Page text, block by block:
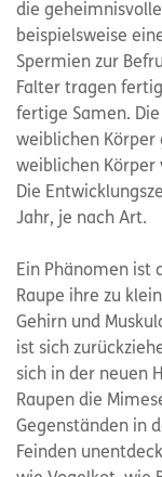
die
beispielsweise
Spermien zur
Falter tragen
fertige Samen.
weiblichen Körper
weiblichen Körper
Die
Jahr, je nach Art.
Ein Phänomen ist
Raupe ihre zu
Gehirn und
ist sich
sich in der neuen
Raupen die
Gegenständen in
Feinden